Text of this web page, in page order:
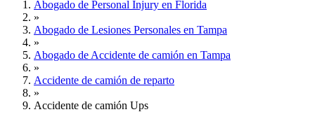
Abogado de Personal Injury en Florida
»
Abogado de Lesiones Personales en Tampa
»
Abogado de Accidente de camión en Tampa
»
Accidente de camión de reparto
»
Accidente de camión Ups